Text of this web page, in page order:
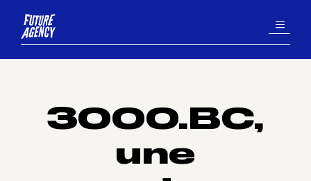
contenu
MENU
3000.BC,
une